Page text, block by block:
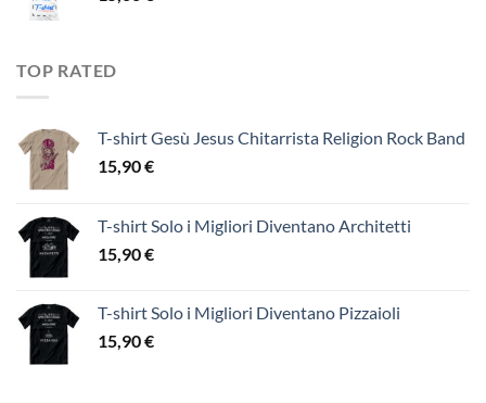
TOP RATED
T-shirt Gesù Jesus Chitarrista Religion Rock Band
15,90€
T-shirt Solo i Migliori Diventano Architetti
15,90€
T-shirt Solo i Migliori Diventano Pizzaioli
15,90€